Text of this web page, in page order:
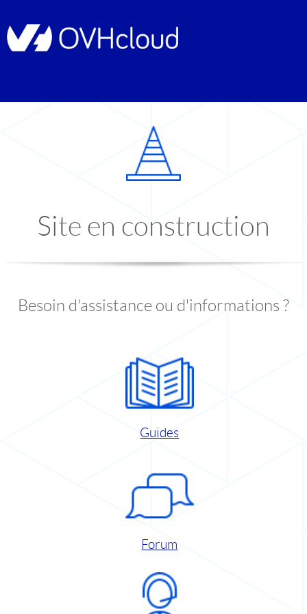
Site en construction
Besoin d'assistance ou d'informations ?
Guides
Forum